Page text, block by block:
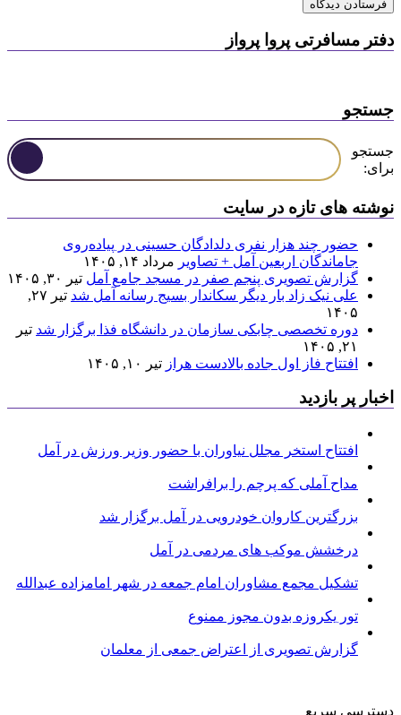
دفتر مسافرتی پروا پرواز
جستجو
جستجو
برای:
نوشته های تازه در سایت
حضور چند هزار نفری دلدادگان حسینی در پیاده‌روی
جاماندگان اربعین آمل + تصاویر مرداد ۱۴, ۱۴۰۵
گزارش تصویری پنجم صفر در مسجد جامع آمل تیر ۳۰, ۱۴۰۵
علی نیک زاد بار دیگر سکاندار بسیج رسانه آمل شد
تیر ۲۷,
۱۴۰۵
دوره تخصصی چابکی سازمان در دانشگاه فذا برگزار شد تیر
۲۱, ۱۴۰۵
افتتاح فاز اول جاده بالادست هراز تیر ۱۰, ۱۴۰۵
اخبار پر بازدید
افتتاح استخر مجلل نیاوران با حضور وزیر ورزش در آمل
مداح آملی که پرچم را برافراشت
بزرگترین کاروان خودرویی در آمل برگزار شد
درخشش موکب های مردمی در آمل
تشکیل مجمع مشاوران امام جمعه در شهر امامزاده عبدالله
تور یکروزه بدون مجوز ممنوع
گزارش تصویری از اعتراض جمعی از معلمان
دسترسی سریع